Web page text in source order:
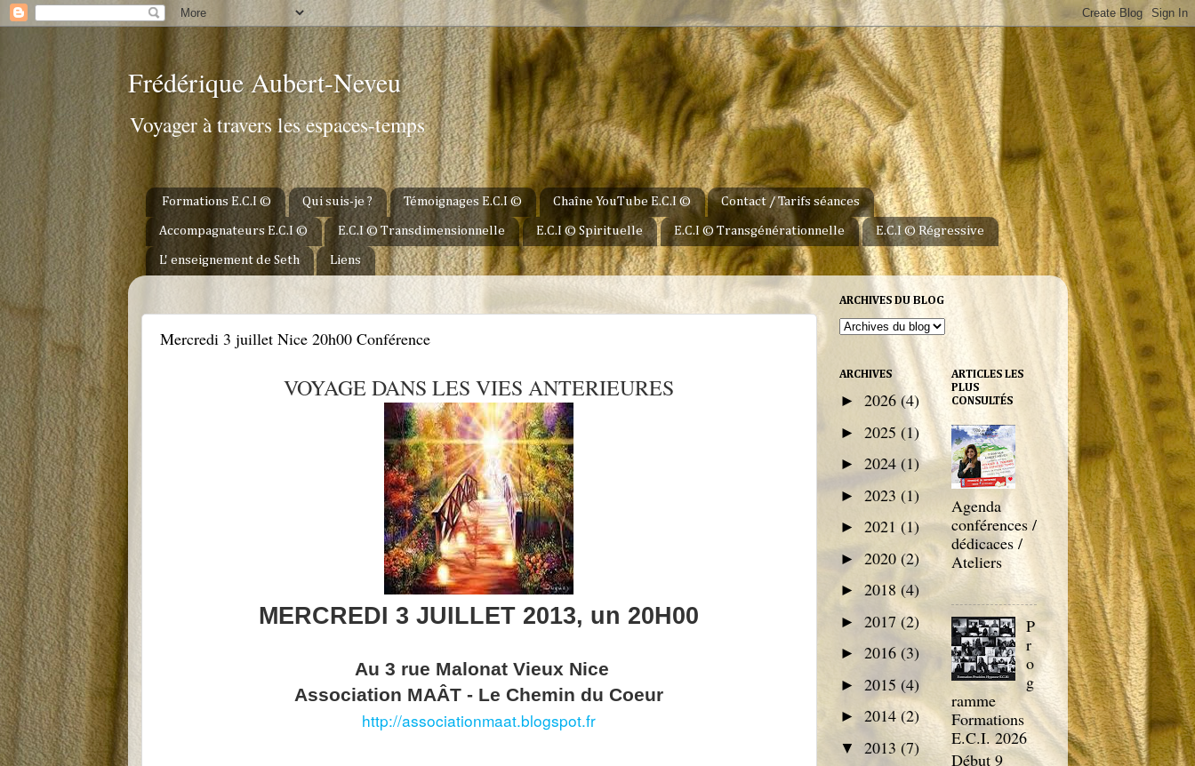
Frédérique Aubert-Neveu
Voyager à travers les espaces-temps
Formations E.C.I © Qui suis-je ? Témoignages E.C.I © Chaîne YouTube E.C.I © Contact / Tarifs séances
Accompagnateurs E.C.I © E.C.I © Transdimensionnelle E.C.I © Spirituelle E.C.I © Transgénérationnelle E.C.I © Régressive
L' enseignement de Seth Liens
Mercredi 3 juillet Nice 20h00 Conférence
VOYAGE DANS LES VIES ANTERIEURES
MERCREDI 3 JUILLET 2013, un 20H00
Au 3 rue Malonat Vieux Nice
Association MAÂT - Le Chemin du Coeur
http://associationmaat.blogspot.fr
ARCHIVES DU BLOG
ARCHIVES
► 2026 (4)
► 2025 (1)
► 2024 (1)
► 2023 (1)
► 2021 (1)
► 2020 (2)
► 2018 (4)
► 2017(2)
► 2016 (3)
► 2015 (4)
► 2014 (2)
▼ 2013 (7)
ARTICLES LES
PLUS
CONSULTÉS
Agenda
conférences /
dédicaces /
Ateliers
P
r
o
g
ramme
Formations
E.C.I. 2026
Début 9